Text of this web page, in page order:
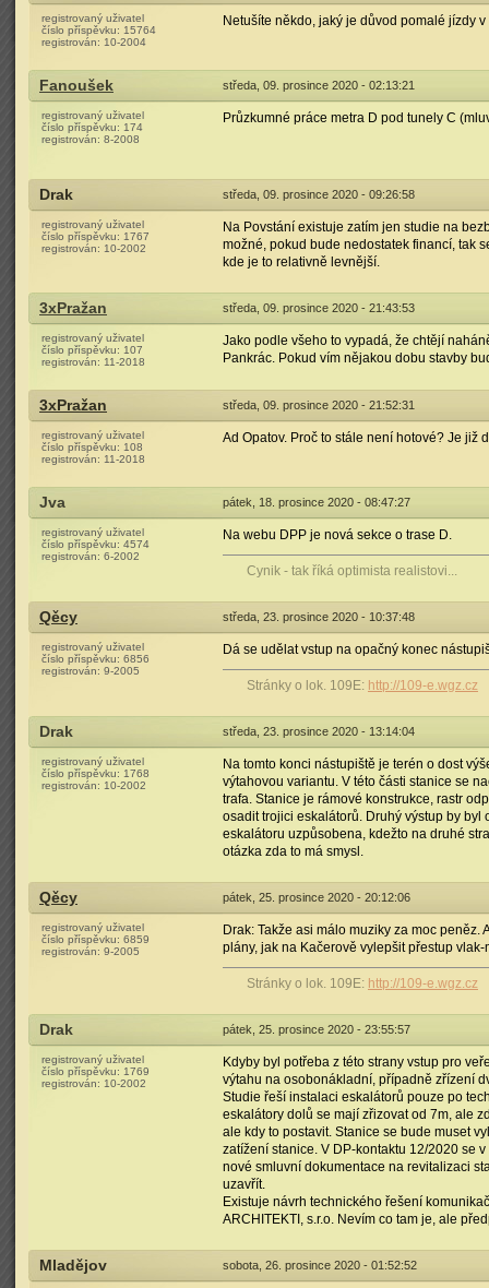
registrovaný uživatel
číslo příspěvku: 15764
registrován: 10-2004
Netušíte někdo, jaký je důvod pomalé jízdy
Fanoušek středa, 09. prosince 2020 - 02:13:21
registrovaný uživatel
číslo příspěvku: 174
registrován: 8-2008
Průzkumné práce metra D pod tunely C
Drak středa, 09. prosince 2020 - 09:26:58
registrovaný uživatel
číslo příspěvku: 1767
registrován: 10-2002
Na Povstání existuje zatím jen studie na
možné, pokud bude nedostatek financí, tak
kde je to relativně levnější.
3xPražan středa, 09. prosince 2020 - 21:43:53
registrovaný uživatel
číslo příspěvku: 107
registrován: 11-2018
Jako podle všeho to vypadá, že chtějí
Pankrác. Pokud vím nějakou dobu stavby
3xPražan středa, 09. prosince 2020 - 21:52:31
registrovaný uživatel
číslo příspěvku: 108
registrován: 11-2018
Ad Opatov. Proč to stále není hotové? Je již
Jva pátek, 18. prosince 2020 - 08:47:27
registrovaný uživatel
číslo příspěvku: 4574
registrován: 6-2002
Na webu DPP je nová sekce o trase D.
Cynik - tak říká optimista realistovi...
Qěcy středa, 23. prosince 2020 - 10:37:48
registrovaný uživatel
číslo příspěvku: 6856
registrován: 9-2005
Dá se udělat vstup na opačný konec
Stránky o lok. 109E: http://109-e.wgz.cz
Drak středa, 23. prosince 2020 - 13:14:04
registrovaný uživatel
číslo příspěvku: 1768
registrován: 10-2002
Na tomto konci nástupiště je terén o dost
výtahovou variantu. V této části stanice se
trafa. Stanice je rámové konstrukce, rastr
osadit trojici eskalátorů. Druhý výstup by
eskalátoru uzpůsobena, kdežto na druhé
otázka zda to má smysl.
Qěcy pátek, 25. prosince 2020 - 20:12:06
registrovaný uživatel
číslo příspěvku: 6859
registrován: 9-2005
Drak: Takže asi málo muziky za moc
plány, jak na Kačerově vylepšit přestup vlak-
Stránky o lok. 109E: http://109-e.wgz.cz
Drak pátek, 25. prosince 2020 - 23:55:57
registrovaný uživatel
číslo příspěvku: 1769
registrován: 10-2002
Kdyby byl potřeba z této strany vstup pro
výtahu na osobonákladní, případně zřízení
Studie řeší instalaci eskalátorů pouze po
eskalátory dolů se mají zřizovat od 7m, ale
ale kdy to postavit. Stanice se bude muset
zatížení stanice. V DP-kontaktu 12/2020 se
nové smluvní dokumentace na revitalizaci
uzavřít.
Existuje návrh technického řešení
ARCHITEKTI, s.r.o. Nevím co tam je, ale
Mladějov sobota, 26. prosince 2020 - 01:52:52